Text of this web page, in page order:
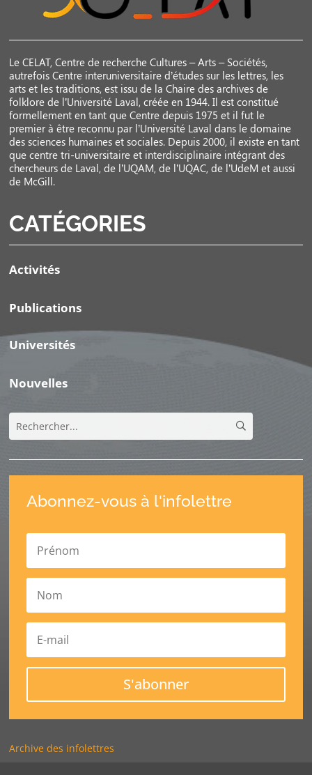
Le CELAT, Centre de recherche Cultures – Arts – Sociétés,
autrefois Centre interuniversitaire d’études sur les lettres, les
arts et les traditions, est issu de la Chaire des archives de
folklore de l’Université Laval, créée en 1944. Il est constitué
formellement en tant que Centre depuis 1975 et il fut le
premier à être reconnu par l’Université Laval dans le domaine
des sciences humaines et sociales. Depuis 2000, il existe en tant
que centre tri-universitaire et interdisciplinaire intégrant des
chercheurs de Laval, de l’UQAM, de l’UQAC, de l’UdeM et aussi
de McGill.
CATÉGORIES
Activités
Publications
Universités
Nouvelles
Abonnez-vous à l'infolettre
S'abonner
Archive des infolettres